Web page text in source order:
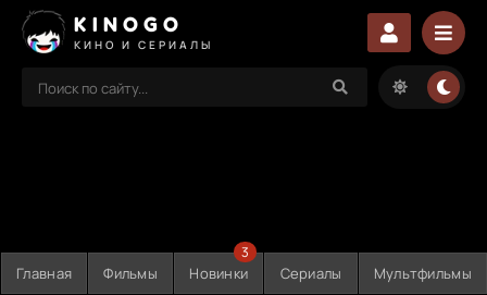
KINOGO
КИНО И СЕРИАЛЫ
Главная Фильмы Новинки
3
Сериалы Мультфильмы